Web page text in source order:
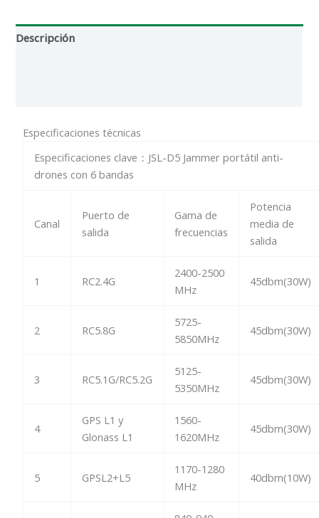
Descripción
Especificaciones técnicas
Especificaciones clave：JSL-D5 Jammer portátil anti-
drones con 6 bandas
Canal
Puerto de
salida
Gama de
frecuencias
Potencia
media de
salida
1 RC2.4G
2400-2500
MHz
45dbm(30W)
2 RC5.8G
5725-
5850MHz
45dbm(30W)
3 RC5.1G/RC5.2G
5125-
5350MHz
45dbm(30W)
4
GPS L1 y
Glonass L1
1560-
1620MHz
45dbm(30W)
5 GPSL2+L5
1170-1280
MHz
40dbm(10W)